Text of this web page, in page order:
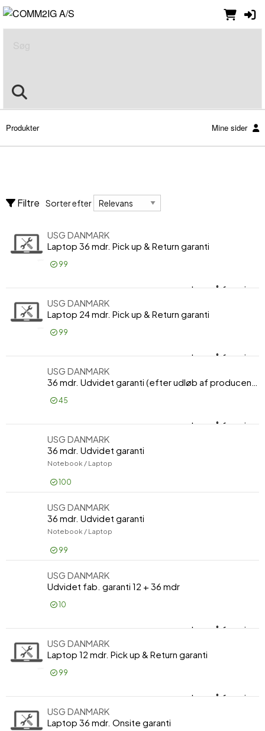
Produkter Mine sider
Forhandler serviceydelser
Konfigurationsydelser
Vis kun
På lager
Producent
Hewlett Packard Enterprise
8031
HP
Lenovo
Filtre Sorter efter
Sorter efter
USG DANMARK
Laptop 36 mdr. Pick up & Return garanti
99
Log på for pris
USG DANMARK
Laptop 24 mdr. Pick up & Return garanti
99
Log på for pris
USG DANMARK
36 mdr. Udvidet garanti (efter udløb af producentgarantien)
45
Log på for pris
USG DANMARK
36 mdr. Udvidet garanti
Notebook / Laptop
100
USG DANMARK
36 mdr. Udvidet garanti
Notebook / Laptop
99
USG DANMARK
Udvidet fab. garanti 12 + 36 mdr
10
Log på for pris
USG DANMARK
Laptop 12 mdr. Pick up & Return garanti
99
Log på for pris
USG DANMARK
Laptop 36 mdr. Onsite garanti